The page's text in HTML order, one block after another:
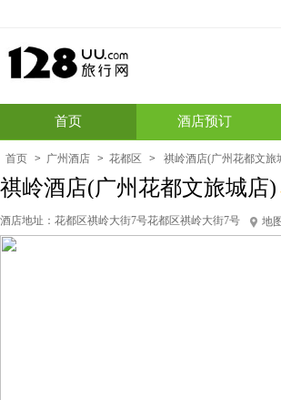
首页 酒店预订
首页 > 广州酒店 > 花都区 > 祺岭酒店(广州花都文旅
祺岭酒店(广州花都文旅城店)
酒店地址： 花都区祺岭大街7号花都区祺岭大街7号 地图